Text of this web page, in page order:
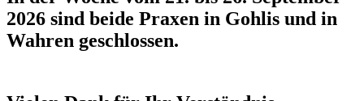
2026 sind beide Praxen in Gohlis und in
Wahren geschlossen.